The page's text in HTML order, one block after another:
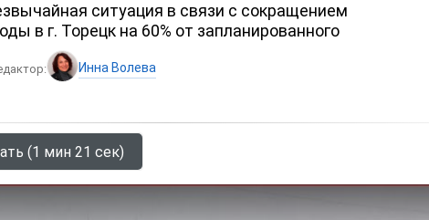
ситуация в связи с сокращением
в г. Торецк на 60% от запланированного
Инна Волева
(1 мин 21 сек)